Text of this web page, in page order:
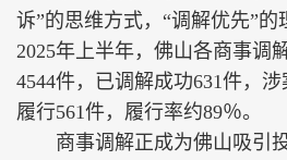
诉”的思维方式，“调解优先”的
2025年上半年，佛山各商事调
4544件，已调解成功631件，
履行561件，履行率约89％。
商事调解正成为佛山吸引